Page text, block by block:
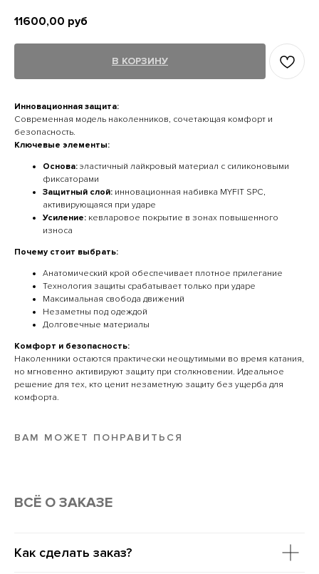
11600,00 руб
В КОРЗИНУ
Инновационная защита:
Современная модель наколенников, сочетающая комфорт и
безопасность.
Ключевые элементы:
Основа: эластичный лайкровый материал с силиконовыми
фиксаторами
Защитный слой: инновационная набивка MYFIT SPC,
активирующаяся при ударе
Усиление: кевларовое покрытие в зонах повышенного
износа
Почему стоит выбрать:
Анатомический крой обеспечивает плотное прилегание
Технология защиты срабатывает только при ударе
Максимальная свобода движений
Незаметны под одеждой
Долговечные материалы
Комфорт и безопасность:
Наколенники остаются практически неощутимыми во время катания,
но мгновенно активируют защиту при столкновении. Идеальное
решение для тех, кто ценит незаметную защиту без ущерба для
комфорта.
ВАМ МОЖЕТ ПОНРАВИТЬСЯ
ВСË О ЗАКАЗЕ
Как сделать заказ?